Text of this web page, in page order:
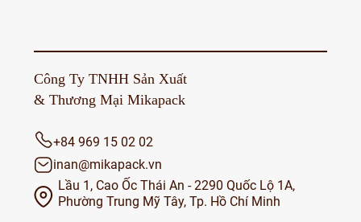
Công Ty TNHH Sản Xuất
& Thương Mại Mikapack
+84 969 15 02 02
inan@mikapack.vn
Lầu 1, Cao Ốc Thái An - 2290 Quốc Lộ 1A,
Phường Trung Mỹ Tây, Tp. Hồ Chí Minh